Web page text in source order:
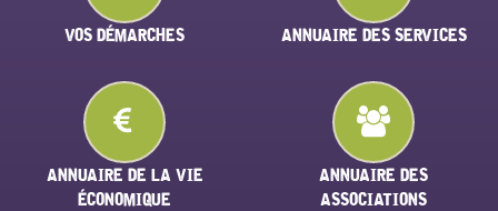
VOS DÉMARCHES ANNUAIRE DES SERVICES
ANNUAIRE DE LA VIE
ÉCONOMIQUE
ANNUAIRE DES
ASSOCIATIONS